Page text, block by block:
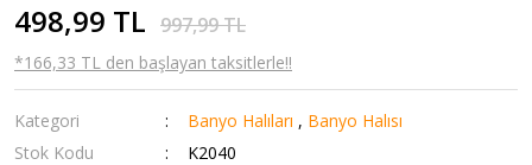
498,99 TL 997,99 TL
*166,33 TL den başlayan taksitlerle!!
Kategori Banyo Halıları , Banyo Halısı
Stok Kodu
K2040